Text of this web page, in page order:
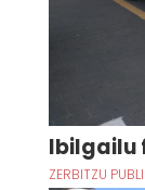
Ibilgailu
ZERBITZU